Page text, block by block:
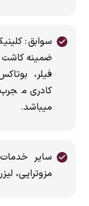
سوابق:
ضمینه کاشت
فیلر،
کادری
میباشد.
سایر
مزوتراپی،